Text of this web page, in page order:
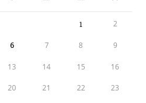
1 2
6 7 8 9
13 14 15 16
20 21 22 23